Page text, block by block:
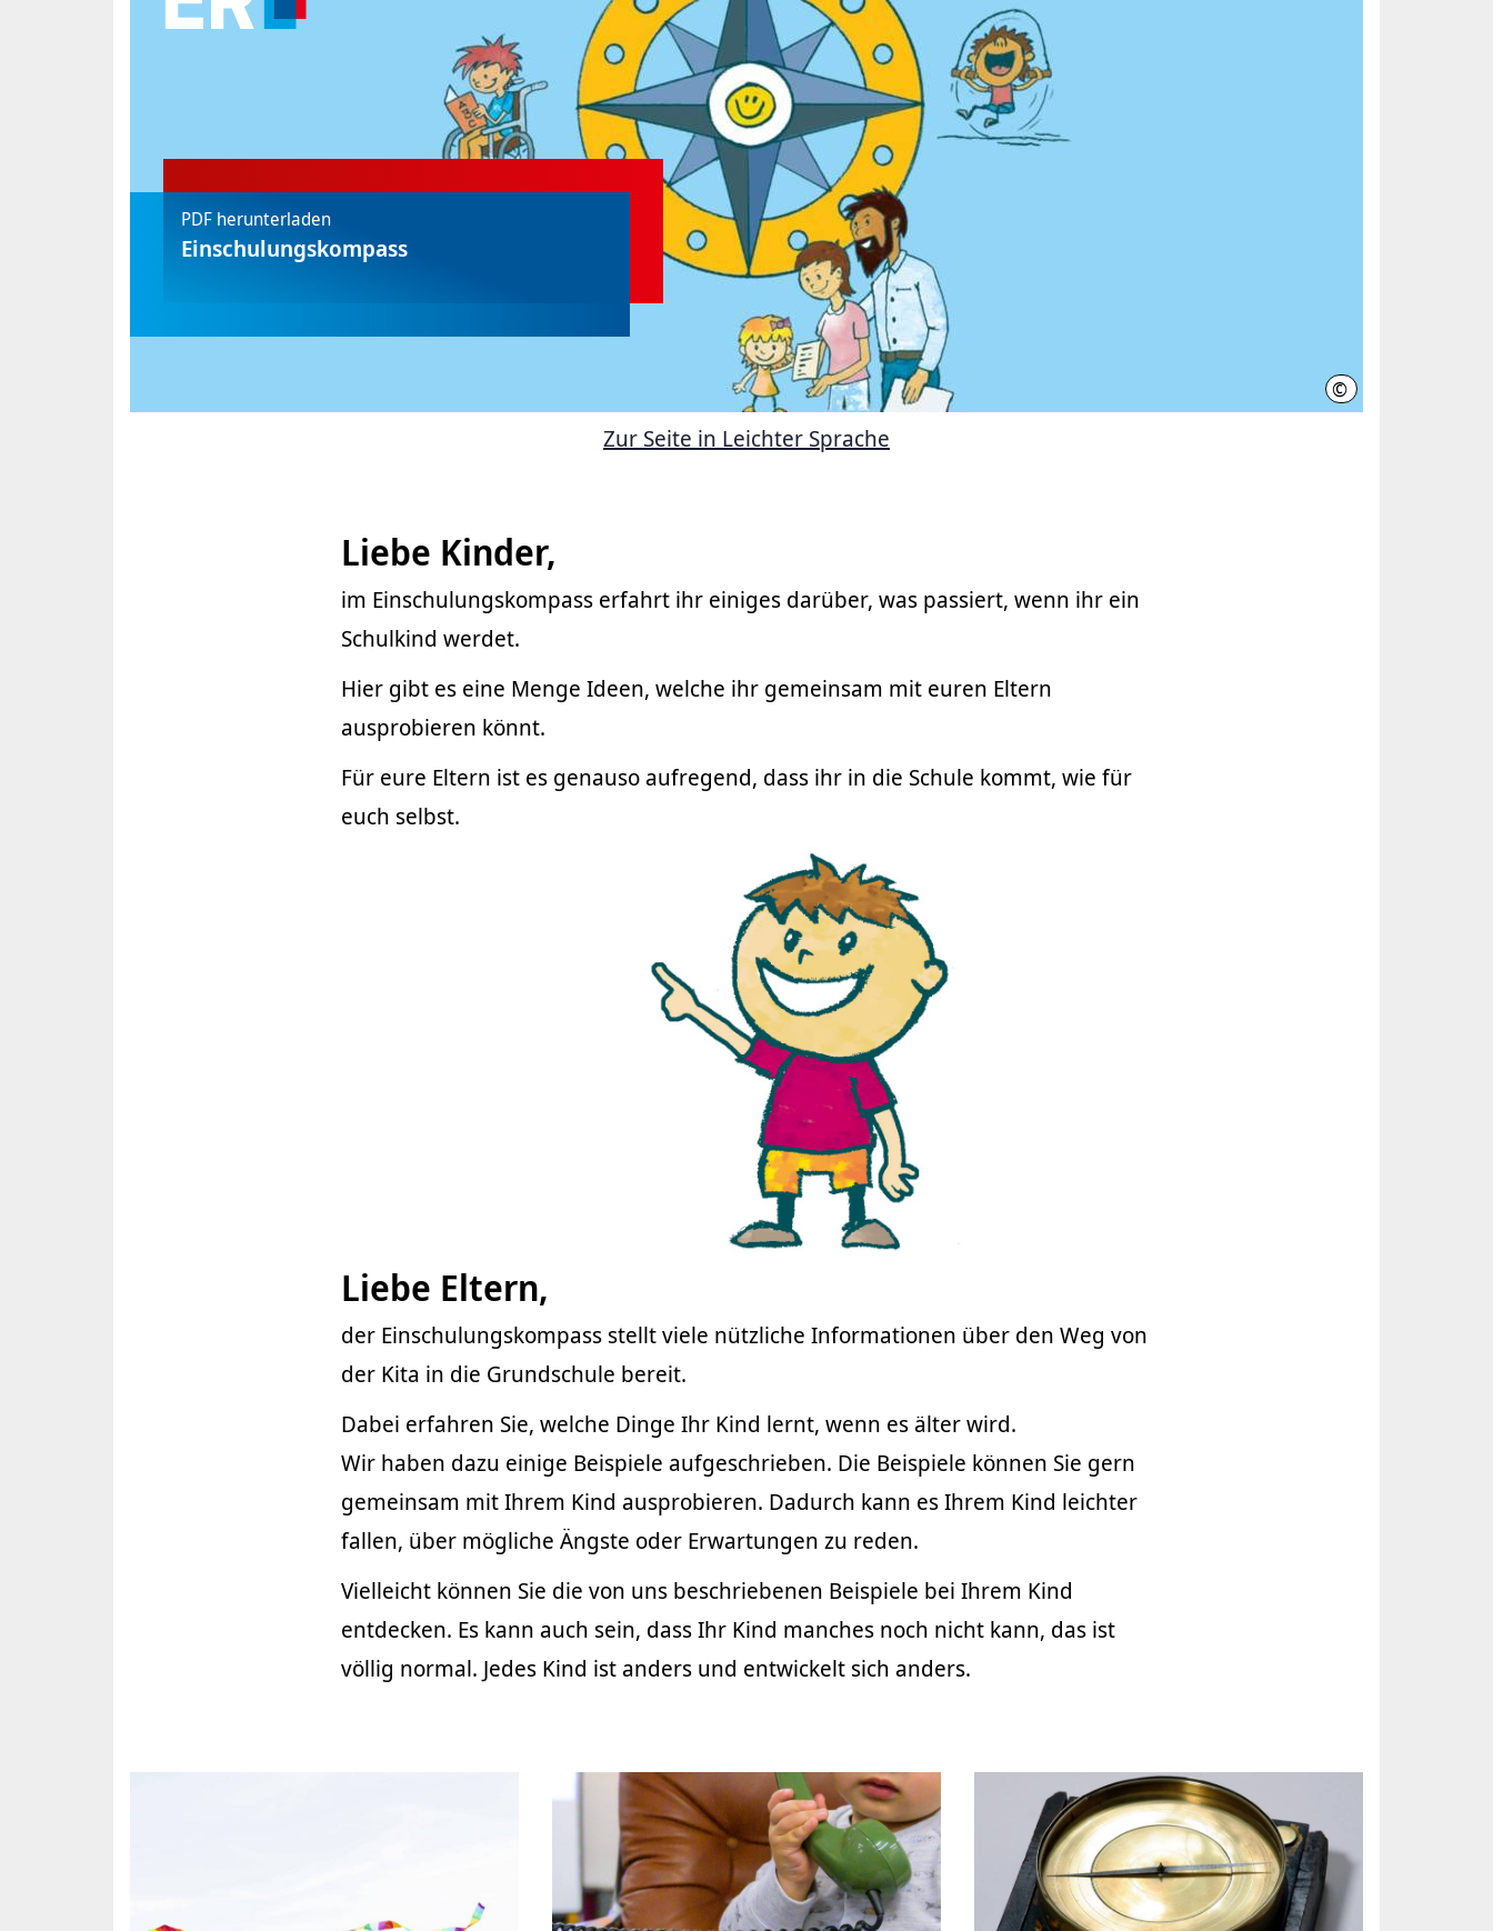
© Ralf Rohde Grafik
PDF herunterladen
Einschulungskompass
Zur Seite in Leichter Sprache
Liebe Kinder,
im Einschulungskompass erfahrt ihr einiges darüber, was passiert, wenn ihr ein
Schulkind werdet.
Hier gibt es eine Menge Ideen, welche ihr gemeinsam mit euren Eltern
ausprobieren könnt.
Für eure Eltern ist es genauso aufregend, dass ihr in die Schule kommt, wie für
euch selbst.
Liebe Eltern,
der Einschulungskompass stellt viele nützliche Informationen über den Weg von
der Kita in die Grundschule bereit.
Dabei erfahren Sie, welche Dinge Ihr Kind lernt, wenn es älter wird.
Wir haben dazu einige Beispiele aufgeschrieben. Die Beispiele können Sie gern
gemeinsam mit Ihrem Kind ausprobieren. Dadurch kann es Ihrem Kind leichter
fallen, über mögliche Ängste oder Erwartungen zu reden.
Vielleicht können Sie die von uns beschriebenen Beispiele bei Ihrem Kind
entdecken. Es kann auch sein, dass Ihr Kind manches noch nicht kann, das ist
völlig normal. Jedes Kind ist anders und entwickelt sich anders.